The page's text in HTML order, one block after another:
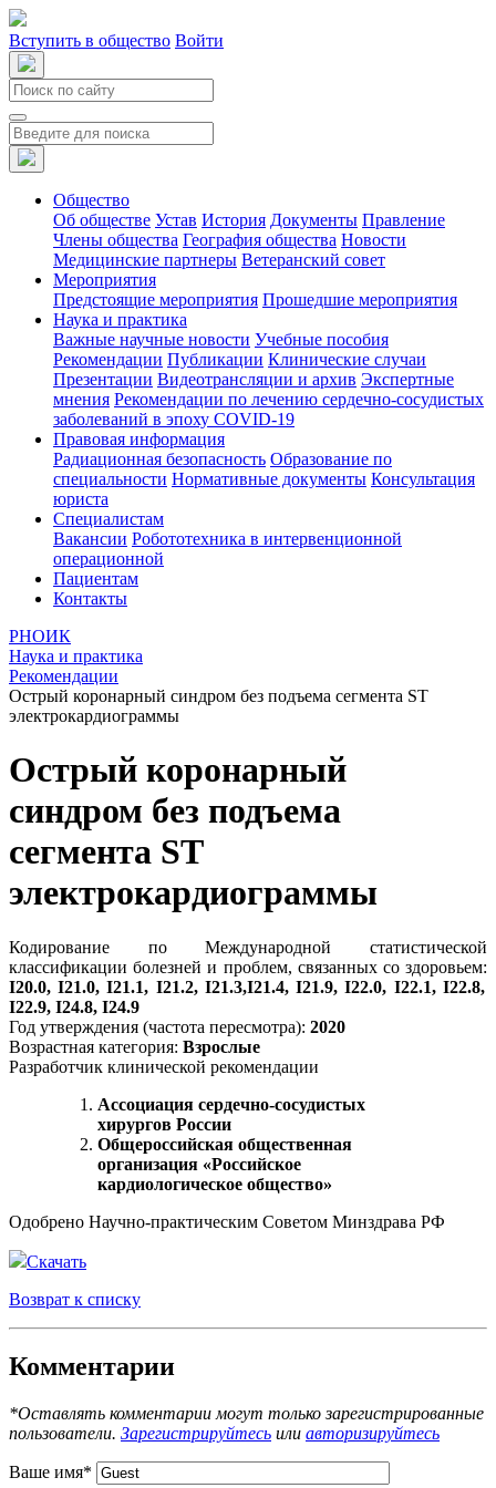
Вступить в общество Войти
Общество
Об обществе Устав История Документы Правление
Члены общества География общества Новости
Медицинские партнеры Ветеранский совет
Мероприятия
Предстоящие мероприятия Прошедшие мероприятия
Наука и практика
Важные научные новости Учебные пособия
Рекомендации Публикации Клинические случаи
Презентации Видеотрансляции и архив Экспертные
мнения Рекомендации по лечению сердечно-сосудистых
заболеваний в эпоху COVID-19
Правовая информация
Радиационная безопасность Образование по
специальности Нормативные документы Консультация
юриста
Специалистам
Вакансии Робототехника в интервенционной
операционной
Пациентам
Контакты
РНОИК
Наука и практика
Рекомендации
Острый коронарный синдром без подъема сегмента ST
электрокардиограммы
Острый коронарный
синдром без подъема
сегмента ST
электрокардиограммы
Кодирование по Международной статистической
классификации болезней и проблем, связанных со здоровьем:
I20.0, I21.0, I21.1, I21.2, I21.3,I21.4, I21.9, I22.0, I22.1, I22.8,
I22.9, I24.8, I24.9
Год утверждения (частота пересмотра): 2020
Возрастная категория: Взрослые
Разработчик клинической рекомендации
Ассоциация сердечно-сосудистых
хирургов России
Общероссийская общественная
организация «Российское
кардиологическое общество»
Одобрено Научно-практическим Советом Минздрава РФ
Скачать
Возврат к списку
Комментарии
*Оставлять комментарии могут только зарегистрированные
пользователи. Зарегистрируйтесь или авторизируйтесь
Ваше имя*